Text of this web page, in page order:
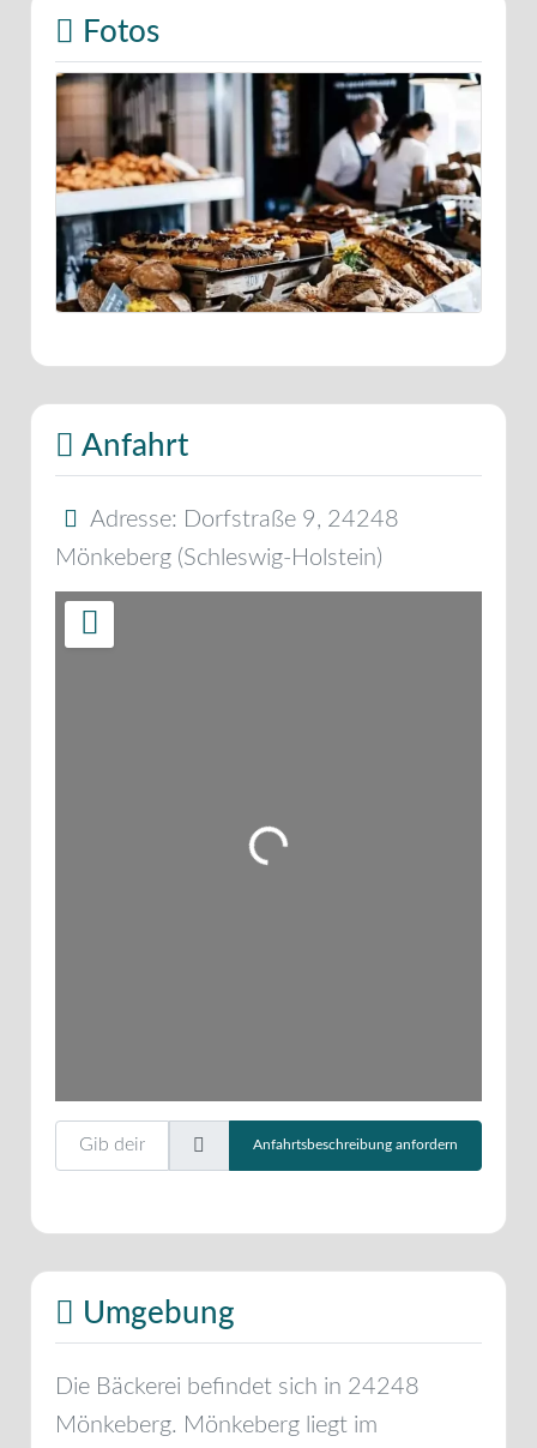
Fotos
Anfahrt
Adresse: Dorfstraße 9, 24248
Mönkeberg (Schleswig-Holstein)
Wird geladen …
Gib deinen Standort ein.
Anfahrtsbeschreibung anfordern
Umgebung
Die Bäckerei befindet sich in 24248
Mönkeberg. Mönkeberg liegt im